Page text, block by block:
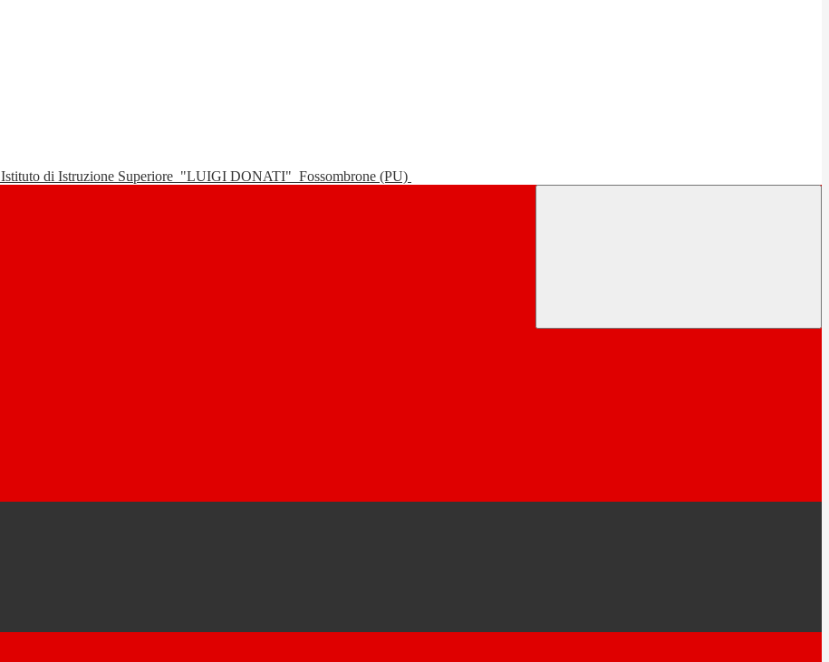
Istituto di Istruzione Superiore "LUIGI DONATI" Fossombrone (PU)